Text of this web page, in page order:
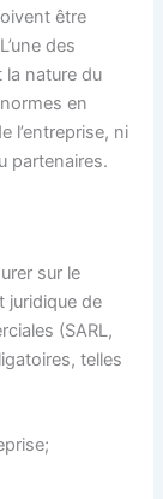
être
des
nature du
en
l’entreprise, ni
partenaires.
sur le
juridique de
(SARL,
telles